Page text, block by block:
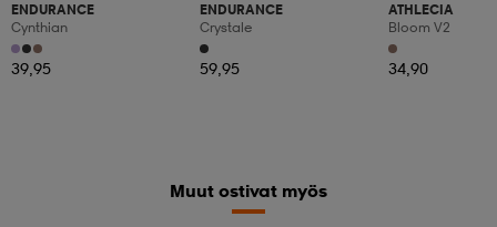
ENDURANCE
Cynthian
39,95
ENDURANCE
Crystale
59,95
ATHLECIA
Bloom V2
34,90
Muut ostivat myös